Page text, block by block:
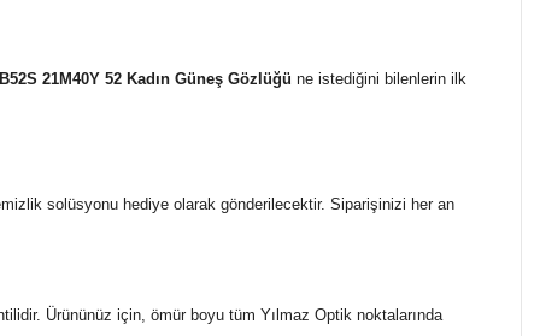
21M40Y 52 Kadın Güneş Gözlüğü ne istediğini bilenlerin ilk
solüsyonu hediye olarak gönderilecektir. Siparişinizi her an
Ürününüz için, ömür boyu tüm Yılmaz Optik noktalarında